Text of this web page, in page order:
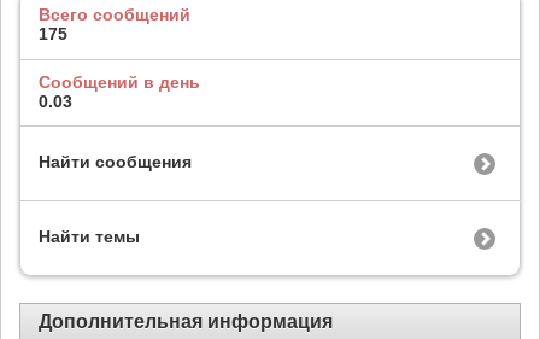
Всего сообщений
175
Сообщений в день
0.03
Найти сообщения
Найти темы
Дополнительная информация